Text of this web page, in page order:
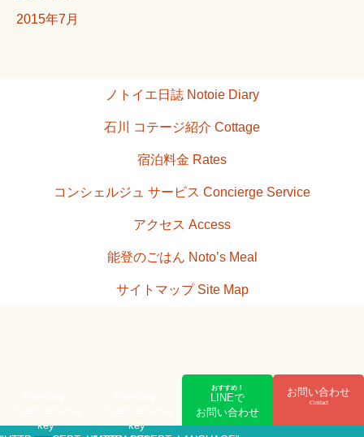
2015年7月
ノトイエ日誌 Notoie Diary
石川 コテージ紹介 Cottage
宿泊料金 Rates
コンシェルジュ サービス Concierge Service
アクセス Access
能登のごはん Noto’s Meal
サイトマップ Site Map
お問い合わせ
Contact
おすすめ！
LINEで
お問い合わせ
key
key